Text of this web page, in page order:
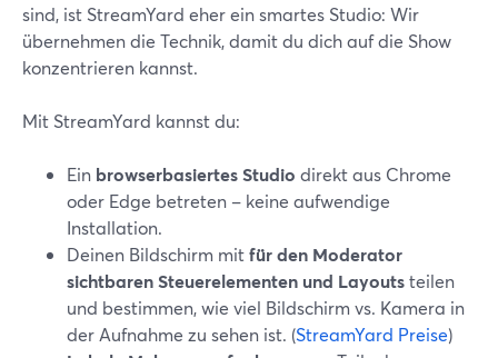
sind, ist StreamYard eher ein smartes Studio: Wir
übernehmen die Technik, damit du dich auf die Show
konzentrieren kannst.
Mit StreamYard kannst du:
Ein browserbasiertes Studio direkt aus Chrome
oder Edge betreten – keine aufwendige
Installation.
Deinen Bildschirm mitfür den Moderator
sichtbaren Steuerelementen und Layoutsteilen
und bestimmen, wie viel Bildschirm vs. Kamera in
der Aufnahme zu sehen ist. (StreamYard Preise)